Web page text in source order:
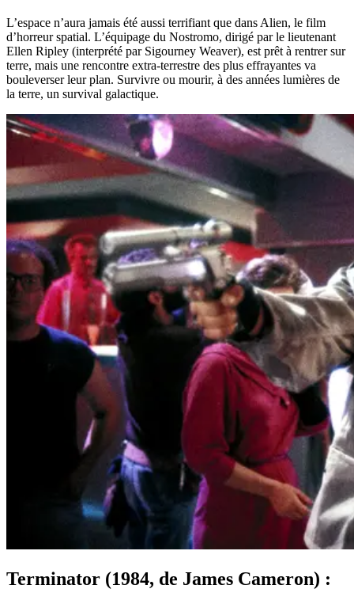
L’espace n’aura jamais été aussi terrifiant que dans Alien, le film
d’horreur spatial. L’équipage du Nostromo, dirigé par le lieutenant
Ellen Ripley (interprété par Sigourney Weaver), est prêt à rentrer sur
terre, mais une rencontre extra-terrestre des plus effrayantes va
bouleverser leur plan. Survivre ou mourir, à des années lumières de
la terre, un survival galactique.
Terminator (1984, de James Cameron) :